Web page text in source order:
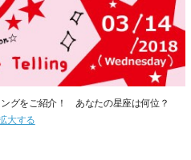
ングをご紹介！ あなたの星座は何位？
大する